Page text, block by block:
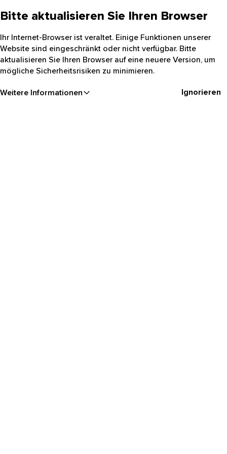
Bitte aktualisieren Sie Ihren Browser
Ihr Internet-Browser ist veraltet. Einige Funktionen unserer
Website sind eingeschränkt oder nicht verfügbar. Bitte
aktualisieren Sie Ihren Browser auf eine neuere Version, um
mögliche Sicherheitsrisiken zu minimieren.
Weitere Informationen Ignorieren